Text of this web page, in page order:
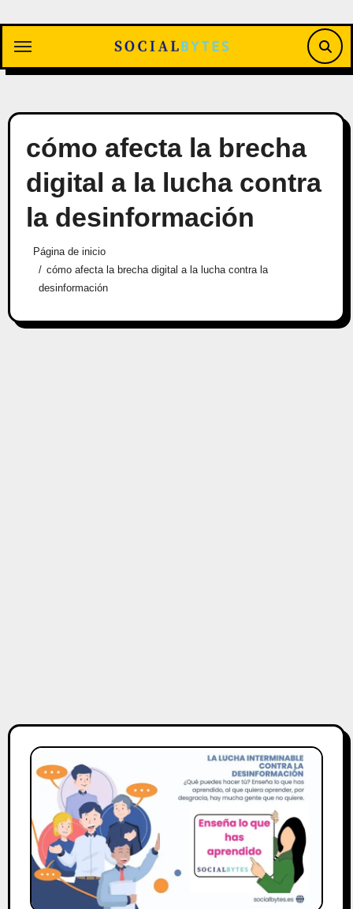
contenido
cómo afecta la brecha
digital a la lucha contra
la desinformación
Página de inicio
cómo afecta la brecha digital a la lucha contra la
desinformación